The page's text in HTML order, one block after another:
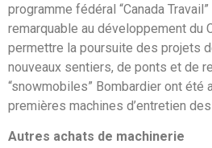
programme fédéral “Canada
remarquable au développement du
permettre la poursuite des projets
nouveaux sentiers, de ponts et de
“snowmobiles” Bombardier ont été
premières machines d’entretien
Autres achats de machinerie